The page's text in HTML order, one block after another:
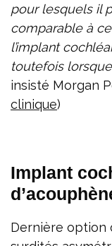
pour lesquels il
comparable à
l’implant
toutefois
insisté Morgan
clinique)
Implant
Dernière option